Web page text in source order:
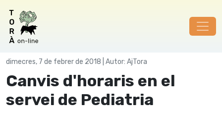
dimecres, 7 de febrer de 2018 | Autor: AjTora
Canvis d'horaris en el
servei de Pediatria